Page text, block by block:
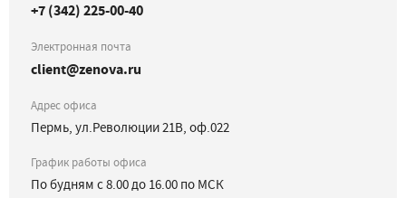
+7 (342) 225-00-40
Электронная почта
client@zenova.ru
Адрес офиса
Пермь, ул.Революции 21В, оф.022
График работы офиса
По будням с 8.00 до 16.00 по МСК